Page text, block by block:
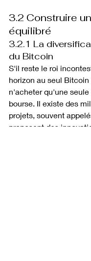
3.2 Construire
équilibré
3.2.1 La
du Bitcoin
S'il reste le roi
horizon au seul
n'acheter qu'une
bourse. Il existe des
projets, souvent
proposent des